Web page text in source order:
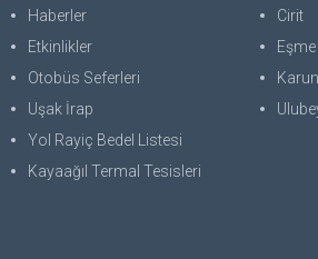
Haberler
Etkinlikler
Otobüs Seferleri
Uşak İrap
Yol Rayiç Bedel Listesi
Kayaağıl Termal Tesisleri
Cirit